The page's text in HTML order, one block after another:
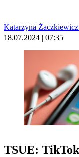
Katarzyna
18.07.2024 | 07:35
TSUE: